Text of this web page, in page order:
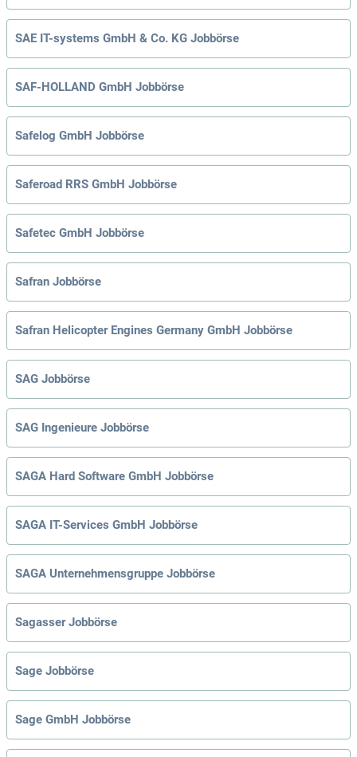
SAE IT-systems GmbH & Co. KG Jobbörse
SAF-HOLLAND GmbH Jobbörse
Safelog GmbH Jobbörse
Saferoad RRS GmbH Jobbörse
Safetec GmbH Jobbörse
Safran Jobbörse
Safran Helicopter Engines Germany GmbH Jobbörse
SAG Jobbörse
SAG Ingenieure Jobbörse
SAGA Hard Software GmbH Jobbörse
SAGA IT-Services GmbH Jobbörse
SAGA Unternehmensgruppe Jobbörse
Sagasser Jobbörse
Sage Jobbörse
Sage GmbH Jobbörse